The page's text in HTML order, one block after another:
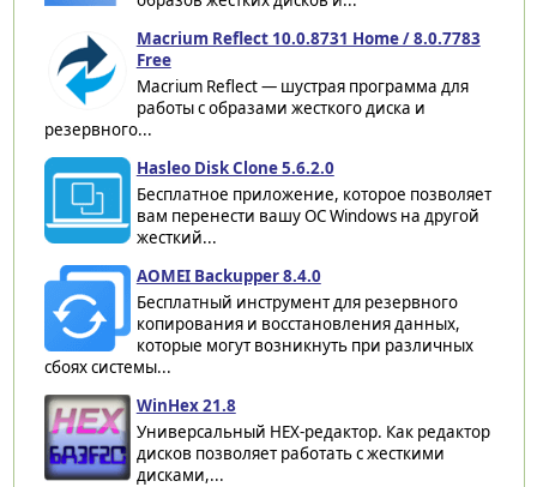
Macrium Reflect 10.0.8731 Home / 8.0.7783
Free
Macrium Reflect — шустрая программа для
работы с образами жесткого диска и
резервного...
Hasleo Disk Clone 5.6.2.0
Бесплатное приложение, которое позволяет
вам перенести вашу ОС Windows на другой
жесткий...
AOMEI Backupper 8.4.0
Бесплатный инструмент для резервного
копирования и восстановления данных,
которые могут возникнуть при различных
сбоях системы...
WinHex 21.8
Универсальный HEX-редактор. Как редактор
дисков позволяет работать с жесткими
дисками,...